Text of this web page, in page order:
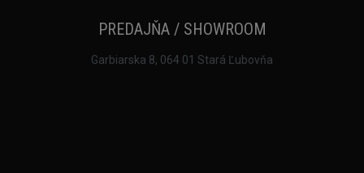
PREDAJŇA / SHOWROOM
Garbiarska 8, 064 01 Stará Ľubovňa